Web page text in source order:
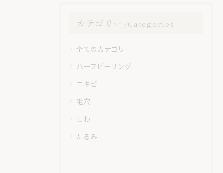
カテゴリー Categories
全てのカテゴリー
ハーブピーリング
ニキビ
毛穴
しわ
たるみ